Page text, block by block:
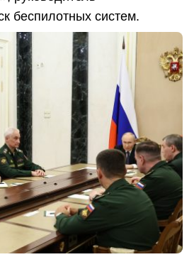
беспилотных систем.